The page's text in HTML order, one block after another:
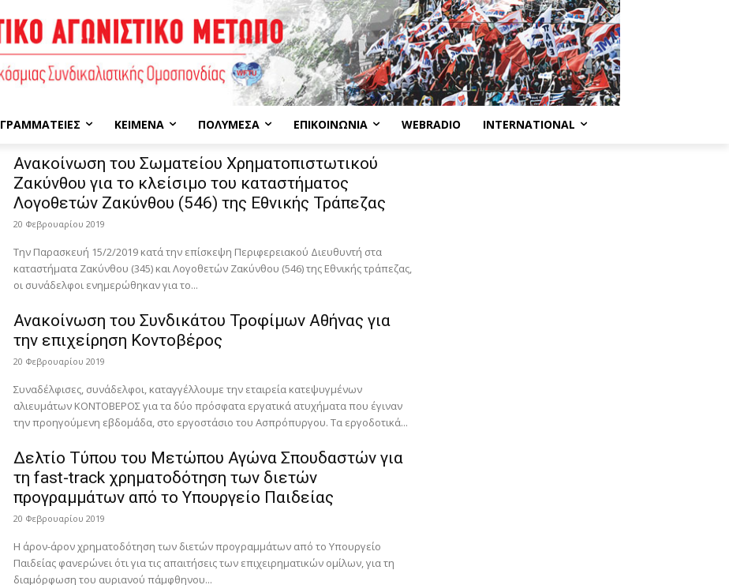
ΓΡΑΜΜΑΤΕΊΕΣ ΚΕΊΜΕΝΑ ΠΟΛΥΜΈΣΑ ΕΠΙΚΟΙΝΩΝΊΑ WEBRADIO INTERNATIONAL
Ανακοίνωση του Σωματείου Χρηματοπιστωτικού
Ζακύνθου για το κλείσιμο του καταστήματος
Λογοθετών Ζακύνθου (546) της Εθνικής Τράπεζας
20 Φεβρουαρίου 2019
Την Παρασκευή 15/2/2019 κατά την επίσκεψη Περιφερειακού Διευθυντή στα
καταστήματα Ζακύνθου (345) και Λογοθετών Ζακύνθου (546) της Εθνικής τράπεζας,
οι συνάδελφοι ενημερώθηκαν για το...
Ανακοίνωση του Συνδικάτου Τροφίμων Αθήνας για
την επιχείρηση Κοντοβέρος
20 Φεβρουαρίου 2019
Συναδέλφισες, συνάδελφοι, καταγγέλλουμε την εταιρεία κατεψυγμένων
αλιευμάτων ΚΟΝΤΟΒΕΡΟΣ για τα δύο πρόσφατα εργατικά ατυχήματα που έγιναν
την προηγούμενη εβδομάδα, στο εργοστάσιο του Ασπρόπυργου. Τα εργοδοτικά...
Δελτίο Τύπου του Μετώπου Αγώνα Σπουδαστών για
τη fast-track χρηματοδότηση των διετών
προγραμμάτων από το Υπουργείο Παιδείας
20 Φεβρουαρίου 2019
Η άρον-άρον χρηματοδότηση των διετών προγραμμάτων από το Υπουργείο
Παιδείας φανερώνει ότι για τις απαιτήσεις των επιχειρηματικών ομίλων, για τη
διαμόρφωση του αυριανού πάμφθηνου...